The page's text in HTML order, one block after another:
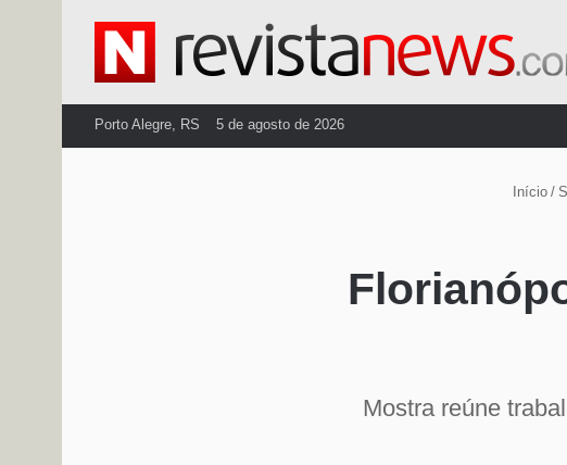
Porto Alegre, RS 5 de agosto de 2026
Início /
Mostra reúne